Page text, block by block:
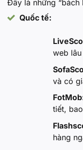
Đây là những “bách
Quốc tế:
web
và có
tiết,
hàng